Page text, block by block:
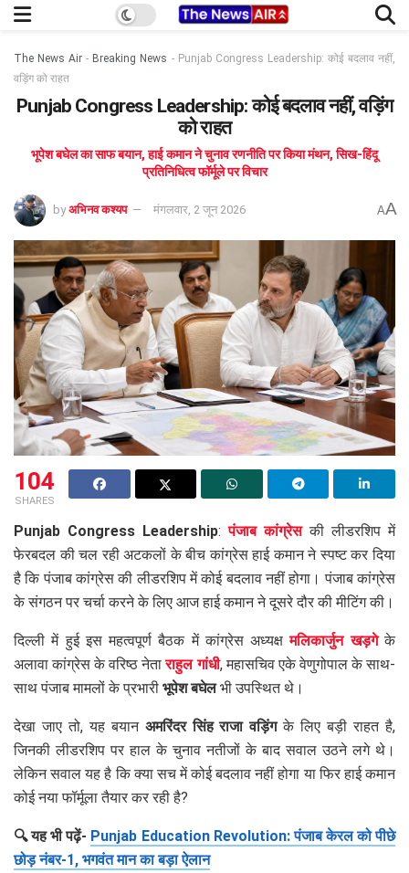
The News Air - Breaking News - Punjab Congress Leadership: कोई बदलाव नहीं,
वड़िंग को राहत
Punjab Congress Leadership: कोई बदलाव नहीं, वड़िंग
को राहत
भूपेश बघेल का साफ बयान, हाई कमान ने चुनाव रणनीति पर किया मंथन, सिख-हिंदू
प्रतिनिधित्व फॉर्मूले पर विचार
by अभिनव कश्यप मंगलवार, 2 जून 2026 AA
104
SHARES
Punjab Congress Leadership:पंजाब कांग्रेसकी लीडरशिप में
फेरबदल की चल रही अटकलों के बीच कांग्रेस हाई कमान ने स्पष्ट कर दिया
है कि पंजाब कांग्रेस की लीडरशिप में कोई बदलाव नहीं होगा। पंजाब कांग्रेस
के संगठन पर चर्चा करने के लिए आज हाई कमान ने दूसरे दौर की मीटिंग की।
दिल्ली में हुई इस महत्वपूर्ण बैठक में कांग्रेस अध्यक्षमलिकार्जुन खड़गेके
अलावा कांग्रेस के वरिष्ठ नेताराहुल गांधी, महासचिव एके वेणुगोपाल के साथ-
साथ पंजाब मामलों के प्रभारी भूपेश बघेलभी उपस्थित थे।
देखा जाए तो, यह बयान अमरिंदर सिंह राजा वड़िंगके लिए बड़ी राहत है,
जिनकी लीडरशिप पर हाल के चुनाव नतीजों के बाद सवाल उठने लगे थे।
लेकिन सवाल यह है कि क्या सच में कोई बदलाव नहीं होगा या फिर हाई कमान
कोई नया फॉर्मूला तैयार कर रही है?
🔍 यह भी पढ़ें- Punjab Education Revolution: पंजाब केरल को पीछे
छोड़ नंबर-1, भगवंत मान का बड़ा ऐलान